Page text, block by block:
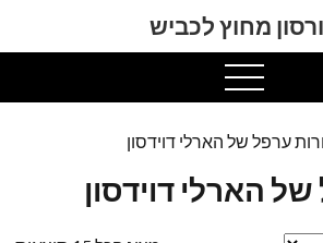
מחוץ לכביש
תפריט
פתוח
ערפל של הארלי דוידסון
הארלי דוידסון